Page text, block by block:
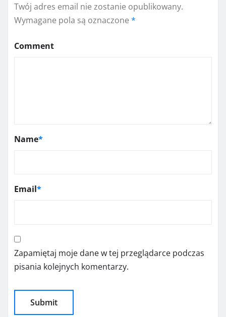
Twój adres email nie zostanie opublikowany.
Wymagane pola są oznaczone *
Comment
Name*
Email*
Zapamiętaj moje dane w tej przeglądarce podczas
pisania kolejnych komentarzy.